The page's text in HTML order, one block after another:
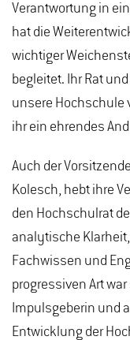
Verantwortung in
hat die
wichtiger
begleitet. Ihr Rat
unsere Hochschule
ihr ein ehrendes
Auch der
Kolesch, hebt ihre
den Hochschulrat
analytische
Fachwissen und
progressiven Art
Impulsgeberin und
Entwicklung der